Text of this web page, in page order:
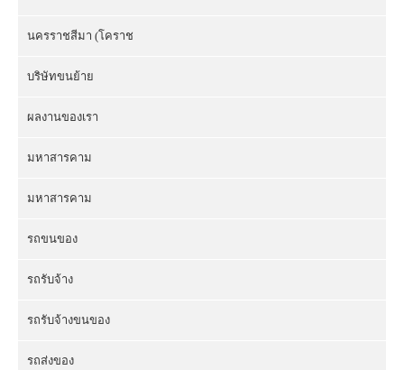
นครราชสีมา (โคราช
บริษัทขนย้าย
ผลงานของเรา
มหาสารคาม
มหาสารคาม
รถขนของ
รถรับจ้าง
รถรับจ้างขนของ
รถส่งของ